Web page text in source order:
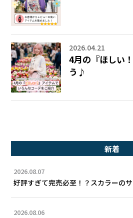
新着
2026.08.07
好評すぎて完売必至！？スカラーの
2026.08.06
2026.04.21
4月の『ほしい
う♪